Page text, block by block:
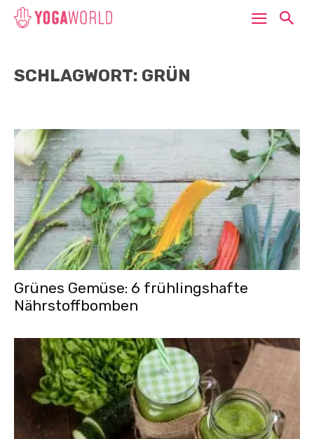
SCHLAGWORT: GRÜN
Grünes Gemüse: 6 frühlingshafte
Nährstoffbomben